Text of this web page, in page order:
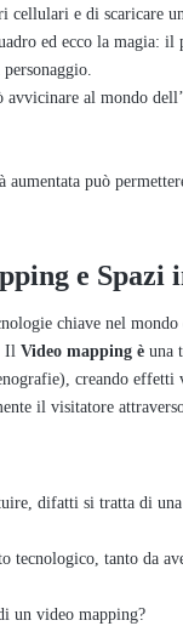
cellulari e di scaricare
ed ecco la magia:
al mondo
può
e Spazi
chiave nel
Il Video mapping è una
creando
il visitatore
difatti si tratta di
tanto da
un video mapping?